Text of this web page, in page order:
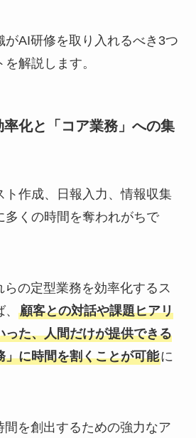
がAI研修を取り入れるべき3つ
解説します。
化と「コア業務」への集
ト作成、日報入力、情報収集
多くの時間を奪われがちで
の定型業務を効率化するス
顧客との対話や課題ヒアリ
った、人間だけが提供できる
」に時間を割くことが可能に
を創出するための強力なア